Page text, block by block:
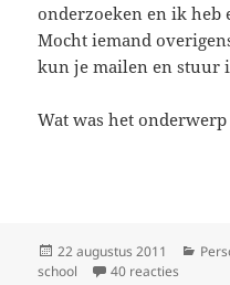
onderzoeken en ik heb
Mocht iemand
kun je mailen en stuur
Wat was het
Geplaatst
op
22 augustus 2011
school
40 reacties